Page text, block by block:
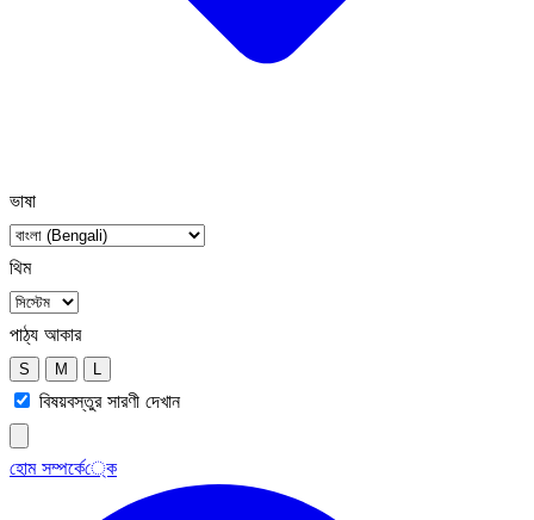
ভাষা
থিম
পাঠ্য আকার
S M L
বিষয়বস্তুর সারণী দেখান
হোম সম্পর্কে